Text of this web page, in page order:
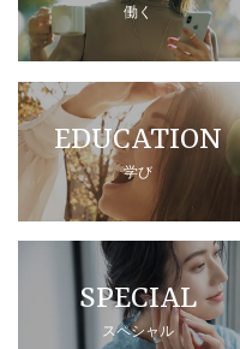
働く
EDUCATION
学び
SPECIAL
スペシャル